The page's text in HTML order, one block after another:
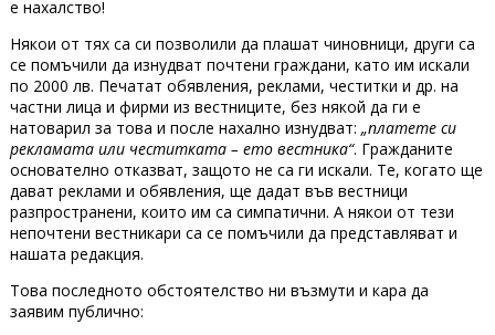
е нахалство!
Някои от тях са си позволили да плашат чиновници, други са
се помъчили да изнудват почтени граждани, като им искали
по 2000 лв. Печатат обявления, реклами, честитки и др. на
частни лица и фирми из вестниците, без някой да ги е
натоварил за това и после нахално изнудват: „платете си
рекламата или честитката – ето вестника“. Гражданите
основателно отказват, защото не са ги искали. Те, когато ще
дават реклами и обявления, ще дадат във вестници
разпространени, които им са симпатични. А някои от тези
непочтени вестникари са се помъчили да представляват и
нашата редакция.
Това последното обстоятелство ни възмути и кара да
заявим публично: